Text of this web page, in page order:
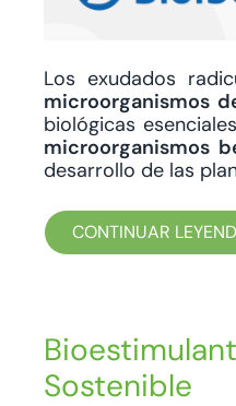
Los exudados
microorganismos
biológicas
microorganismos
desarrollo de las
CONTINUAR
Sostenible